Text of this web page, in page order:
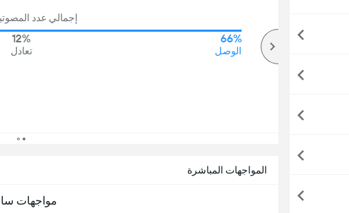
إجمالي عدد المصوتين
66%
الوصل
12%
تعادل
المواجهات المباشرة
مواجهات